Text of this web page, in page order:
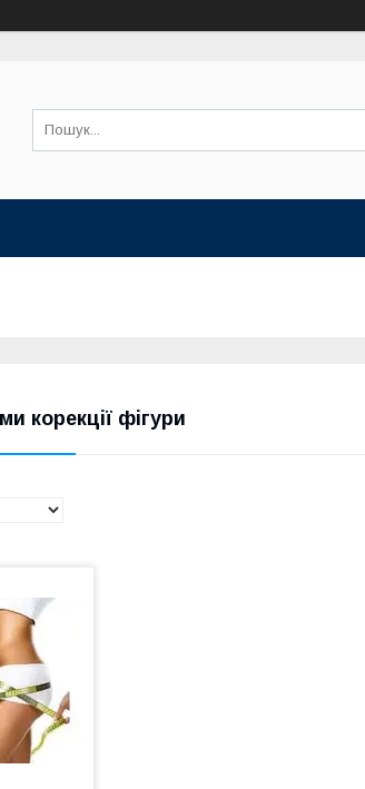
корекції фігури